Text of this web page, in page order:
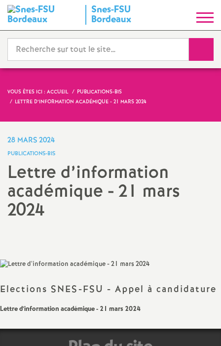
Snes-FSU
Bordeaux
y
n
i
a
t
i
VOUS ÊTES ICI : ACCUEIL
PUBLICATIONS-BIS
LETTRE D’INFORMATION ACADÉMIQUE - 21 MARS 2024
28 MARS 2024
PUBLICATIONS-BIS
Lettre d’information
académique - 21 mars
2024
Elections SNES-FSU - Appel à candidature
Lettre d’information académique - 21 mars 2024